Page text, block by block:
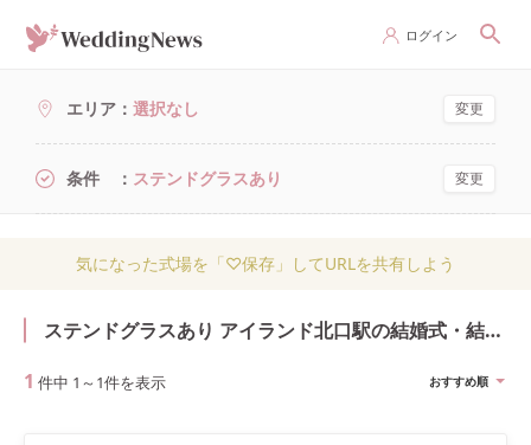
ログイン
エリア 選択なし 変更
条件 ステンドグラスあり 変更
気になった式場を「♡保存」してURLを共有しよう
ステンドグラスあり アイランド北口駅の結婚式・結婚式場
1 件中 1 ～ 1件を表示 おすすめ順